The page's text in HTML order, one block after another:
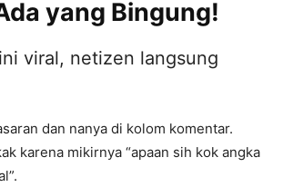
yang Bingung!
viral, netizen langsung
dan nanya di kolom komentar.
karena mikirnya “apaan sih kok angka